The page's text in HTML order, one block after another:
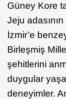
Güney Kore
Jeju
İzmir’e
Birleşmiş
şehitlerini
duygular
deneyimler.